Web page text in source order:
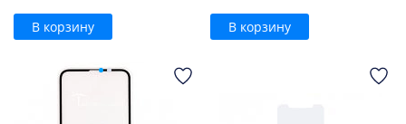
В корзину В корзину